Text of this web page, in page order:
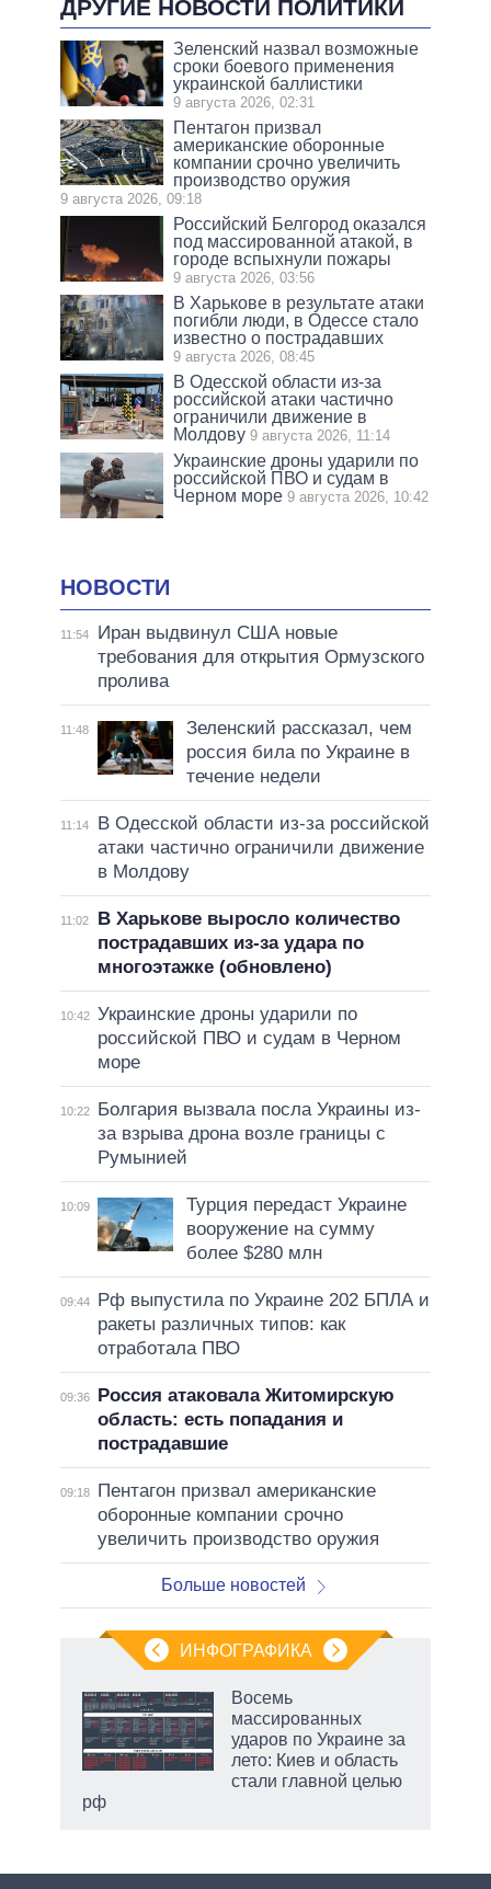
ДРУГИЕ НОВОСТИ ПОЛИТИКИ
Зеленский назвал возможные
сроки боевого применения
украинской баллистики
9 августа 2026, 02:31
Пентагон призвал
американские оборонные
компании срочно увеличить
производство оружия
9 августа 2026, 09:18
Российский Белгород оказался
под массированной атакой, в
городе вспыхнули пожары
9 августа 2026, 03:56
В Харькове в результате атаки
погибли люди, в Одессе стало
известно о пострадавших
9 августа 2026, 08:45
В Одесской области из-за
российской атаки частично
ограничили движение в
Молдову 9 августа 2026, 11:14
Украинские дроны ударили по
российской ПВО и судам в
Черном море 9 августа 2026, 10:42
НОВОСТИ
11:54
Иран выдвинул США новые
требования для открытия Ормузского
пролива
11:48
Зеленский рассказал, чем
россия била по Украине в
течение недели
11:14
В Одесской области из-за российской
атаки частично ограничили движение
в Молдову
11:02
В Харькове выросло количество
пострадавших из-за удара по
многоэтажке (обновлено)
10:42 Украинские дроны ударили по
российской ПВО и судам в Черном
море
10:22
Болгария вызвала посла Украины из-
за взрыва дрона возле границы с
Румынией
10:09
Турция передаст Украине
вооружение на сумму
более $280 млн
09:44
Рф выпустила по Украине 202 БПЛА и
ракеты различных типов: как
отработала ПВО
09:36
Россия атаковала Житомирскую
область: есть попадания и
пострадавшие
09:18
Пентагон призвал американские
оборонные компании срочно
увеличить производство оружия
Больше новостей
ИНФОГРАФИКА
Восемь
массированных
ударов по Украине за
лето: Киев и область
стали главной целью
рф